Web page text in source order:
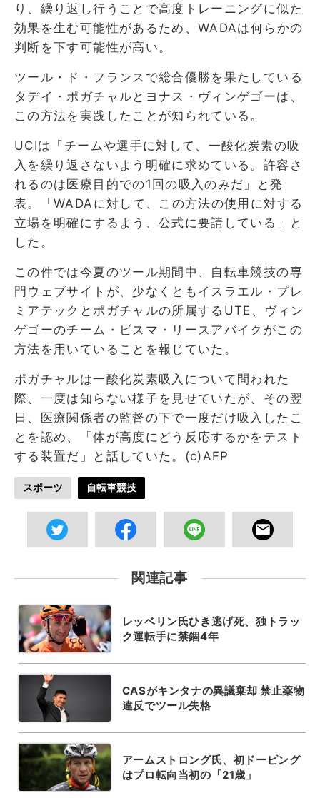
り、繰り返し行うことで高度トレーニングに似た
効果を生む可能性があるため、WADAは何らかの
判断を下す可能性が高い。
ツール・ド・フランスで総合優勝を果たしている
タデイ・ポガチャルとヨナス・ヴィンゲゴーは、
この方法を実践したことが知られている。
UCIは「チームや選手に対して、一酸化炭素の吸
入を繰り返さないよう明確に求めている。許容さ
れるのは医療目的での1回の吸入のみだ」と発
表。「WADAに対して、この方法の使用に対する
立場を明確にするよう、公式に要請している」と
した。
この件では今夏のツール期間中、自転車競技の専
門ウェブサイトが、少なくともイスラエル・プレ
ミアテックとポガチャルの所属するUTE、ヴィン
ゲゴーのチーム・ビスマ・リースアバイクがこの
方法を用いていることを報じていた。
ポガチャルは一酸化炭素吸入について問われた
際、一度は知らない様子を見せていたが、その翌
日、医療関係者の監督の下で一度だけ吸入したこ
とを認め、「体が高度にどう反応するかをテスト
する装置だ」と話していた。(c)AFP
スポーツ 自転車競技
関連記事
レッベリン氏ひき逃げ死、独トラッ
ク運転手に禁錮4年
CASがキンタナの異議棄却 禁止薬物
違反でツール失格
アームストロング氏、初ドーピング
はプロ転向当初の「21歳」